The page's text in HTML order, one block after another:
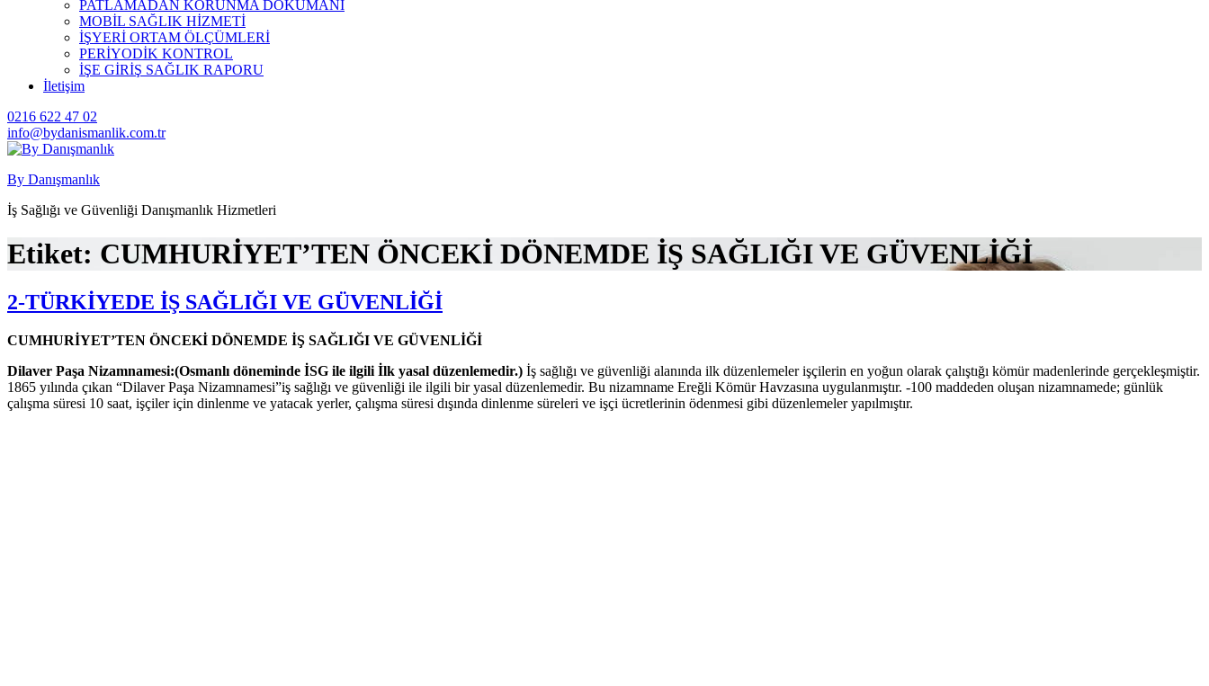
PATLAMADAN KORUNMA DÖKÜMANI
MOBİL SAĞLIK HİZMETİ
İŞYERİ ORTAM ÖLÇÜMLERİ
PERİYODİK KONTROL
İŞE GİRİŞ SAĞLIK RAPORU
İletişim
0216 622 47 02
info@bydanismanlik.com.tr
By Danışmanlık
İş Sağlığı ve Güvenliği Danışmanlık Hizmetleri
Etiket: CUMHURİYET’TEN ÖNCEKİ DÖNEMDE İŞ SAĞLIĞI VE GÜVENLİĞİ
2-TÜRKİYEDE İŞ SAĞLIĞI VE GÜVENLİĞİ
CUMHURİYET’TEN ÖNCEKİ DÖNEMDE İŞ SAĞLIĞI VE GÜVENLİĞİ
Dilaver Paşa Nizamnamesi:(Osmanlı döneminde İSG ile ilgili İlk yasal düzenlemedir.) İş sağlığı ve güvenliği alanında ilk düzenlemeler işçilerin en yoğun olarak çalıştığı kömür madenlerinde gerçekleşmiştir.
1865 yılında çıkan “Dilaver Paşa Nizamnamesi”iş sağlığı ve güvenliği ile ilgili bir yasal düzenlemedir. Bu nizamname Ereğli Kömür Havzasına uygulanmıştır. -100 maddeden oluşan nizamnamede; günlük
çalışma süresi 10 saat, işçiler için dinlenme ve yatacak yerler, çalışma süresi dışında dinlenme süreleri ve işçi ücretlerinin ödenmesi gibi düzenlemeler yapılmıştır.